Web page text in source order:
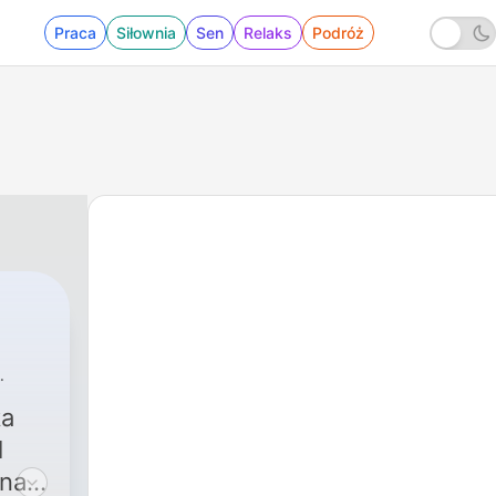
Praca Siłownia Sen Relaks Podróż